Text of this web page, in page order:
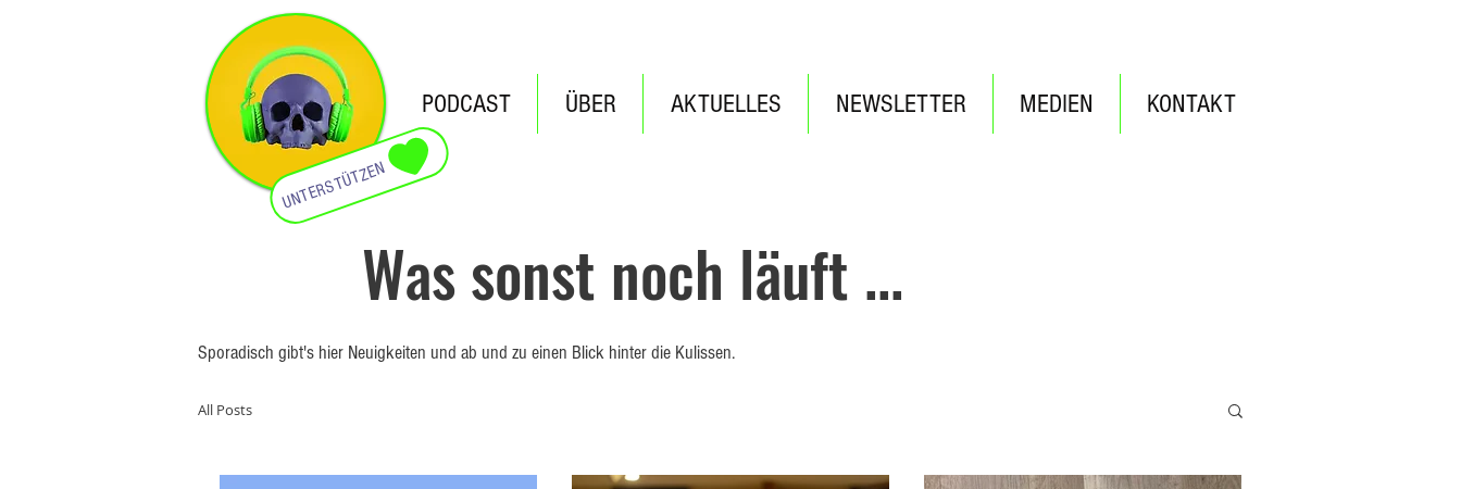
PODCAST ÜBER AKTUELLES NEWSLETTER MEDIEN KONTAKT
UNTERSTÜTZEN
Was sonst noch läuft ...
Sporadisch gibt's hier Neuigkeiten und ab und zu einen Blick hinter die Kulissen.
All Posts